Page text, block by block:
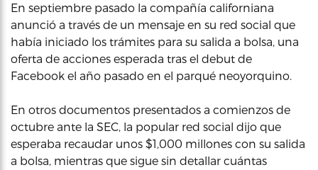
En septiembre pasado la compañía californiana
anunció a través de un mensaje en su red social que
había iniciado los trámites para su salida a bolsa, una
oferta de acciones esperada tras el debut de
Facebook el año pasado en el parqué neoyorquino.
En otros documentos presentados a comienzos de
octubre ante la SEC, la popular red social dijo que
esperaba recaudar unos $1,000 millones con su salida
a bolsa, mientras que sigue sin detallar cuántas